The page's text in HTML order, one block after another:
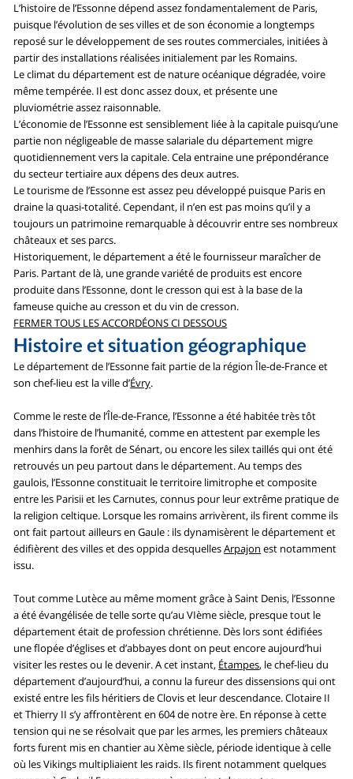
L’histoire de l’Essonne dépend assez fondamentalement de Paris,
puisque l’évolution de ses villes et de son économie a longtemps
reposé sur le développement de ses routes commerciales, initiées à
partir des installations réalisées initialement par les Romains.
Le climat du département est de nature océanique dégradée, voire
même tempérée. Il est donc assez doux, et présente une
pluviométrie assez raisonnable.
L’économie de l’Essonne est sensiblement liée à la capitale puisqu’une
partie non négligeable de masse salariale du département migre
quotidiennement vers la capitale. Cela entraine une prépondérance
du secteur tertiaire aux dépens des deux autres.
Le tourisme de l’Essonne est assez peu développé puisque Paris en
draine la quasi-totalité. Cependant, il n’en est pas moins qu’il y a
toujours un patrimoine remarquable à découvrir entre ses nombreux
châteaux et ses parcs.
Historiquement, le département a été le fournisseur maraîcher de
Paris. Partant de là, une grande variété de produits est encore
produite dans l’Essonne, dont le cresson qui est à la base de la
fameuse quiche au cresson et du vin de cresson.
FERMER TOUS LES ACCORDÉONS CI DESSOUS
Histoire et situation géographique
Le département de l’Essonne fait partie de la région Île-de-France et
son chef-lieu est la ville d’Évry.
Comme le reste de l’Île-de-France, l’Essonne a été habitée très tôt
dans l’histoire de l’humanité, comme en attestent par exemple les
menhirs dans la forêt de Sénart, ou encore les silex taillés qui ont été
retrouvés un peu partout dans le département. Au temps des
gaulois, l’Essonne constituait le territoire limitrophe et composite
entre les Parisii et les Carnutes, connus pour leur extrême pratique de
la religion celtique. Lorsque les romains arrivèrent, ils firent comme ils
ont fait partout ailleurs en Gaule : ils dynamisèrent le département et
édifièrent des villes et des oppida desquellesArpajon est notamment
issu.
Tout comme Lutèce au même moment grâce à Saint Denis, l’Essonne
a été évangélisée de telle sorte qu’au VIème siècle, presque tout le
département était de profession chrétienne. Dès lors sont édifiées
une flopée d’églises et d’abbayes dont on peut encore aujourd’hui
visiter les restes ou le devenir. A cet instant, Étampes, le chef-lieu du
département d’aujourd’hui, a connu la fureur des dissensions qui ont
existé entre les fils héritiers de Clovis et leur descendance. Clotaire II
et Thierry II s’y affrontèrent en 604 de notre ère. En réponse à cette
tension qui ne se résolvait que par les armes, les premiers châteaux
forts furent mis en chantier au Xème siècle, période identique à celle
où les Vikings multipliaient les raids. Ils firent notamment quelques